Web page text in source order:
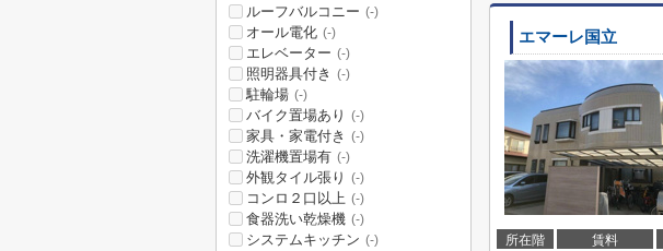
エマーレ国立
所在階 賃料
ルーフバルコニー (-)
オール電化 (-)
エレベーター (-)
照明器具付き (-)
駐輪場 (-)
バイク置場あり (-)
家具・家電付き (-)
洗濯機置場有 (-)
外観タイル張り (-)
コンロ２口以上 (-)
食器洗い乾燥機 (-)
システムキッチン (-)